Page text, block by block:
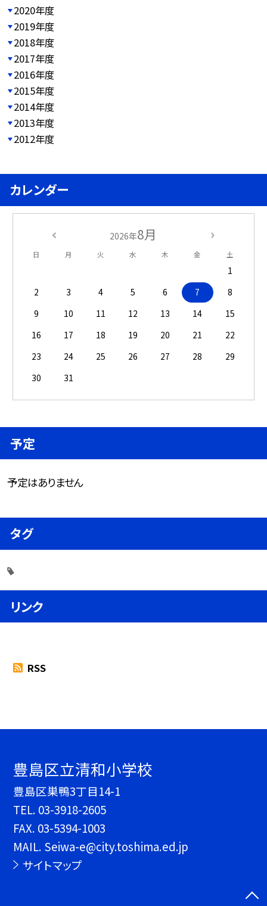
2020年度
2019年度
2018年度
2017年度
2016年度
2015年度
2014年度
2013年度
2012年度
カレンダー
2026年8月
日 月 火 水 木 金 土
1
2
3 4 5 6 7
8
9
10 11 12 13 14
15
16
17 18 19 20 21
22
23
24 25 26 27 28
29
30
31
予定
予定はありません
タグ
リンク
RSS
豊島区立清和小学校
豊島区巣鴨3丁目14-1
TEL. 03-3918-2605
FAX. 03-5394-1003
MAIL. Seiwa-e@city.toshima.ed.jp
サイトマップ